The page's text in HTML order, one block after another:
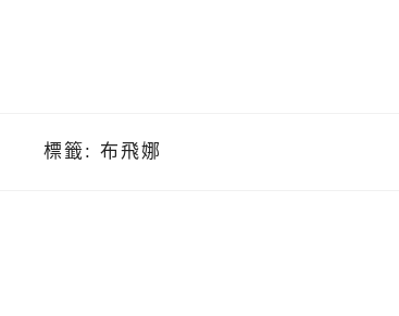
標籤: 布飛娜